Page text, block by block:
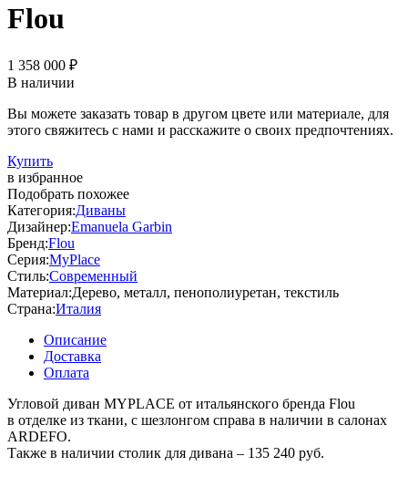
Flou
1 358 000 ₽
В наличии
Вы можете заказать товар в другом цвете или материале, для
этого свяжитесь с нами и расскажите о своих предпочтениях.
Купить
в избранное
Подобрать похожее
Категория:Диваны
Дизайнер:Emanuela Garbin
Бренд:Flou
Серия:MyPlace
Стиль:Современный
Материал:Дерево, металл, пенополиуретан, текстиль
Страна:Италия
Описание
Доставка
Оплата
Угловой диван MYPLACE от итальянского бренда Flou
в отделке из ткани, с шезлонгом справа в наличии в салонах
ARDEFO.
Также в наличии столик для дивана – 135 240 руб.